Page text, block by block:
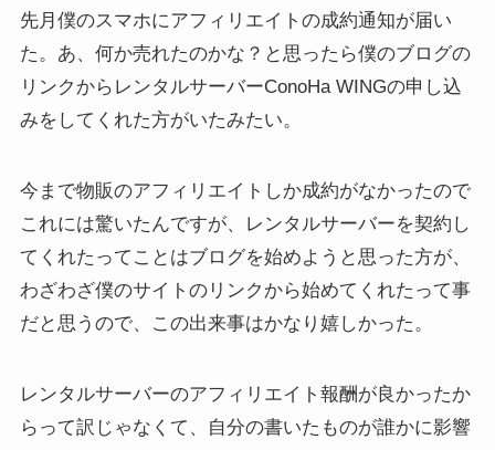
先月僕のスマホにアフィリエイトの成約通知が届い
た。あ、何か売れたのかな？と思ったら僕のブログの
リンクからレンタルサーバーConoHa WINGの申し込
みをしてくれた方がいたみたい。
今まで物販のアフィリエイトしか成約がなかったので
これには驚いたんですが、レンタルサーバーを契約し
てくれたってことはブログを始めようと思った方が、
わざわざ僕のサイトのリンクから始めてくれたって事
だと思うので、この出来事はかなり嬉しかった。
レンタルサーバーのアフィリエイト報酬が良かったか
らって訳じゃなくて、自分の書いたものが誰かに影響